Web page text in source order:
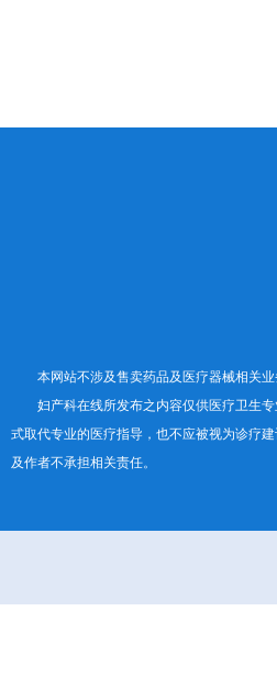
本网站不涉及售卖药品及医疗器械相关业
妇产科在线所发布之内容仅供医疗卫生
式取代专业的医疗指导，也不应被视为诊疗
及作者不承担相关责任。